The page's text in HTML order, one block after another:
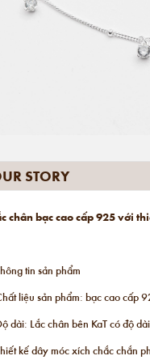
STORY
chân bạc cao cấp 925 với
tin sản phẩm
liệu sản phẩm: bạc cao cấp
dài: Lắc chân bên KaT có độ
kế dây móc xích chắc chắn